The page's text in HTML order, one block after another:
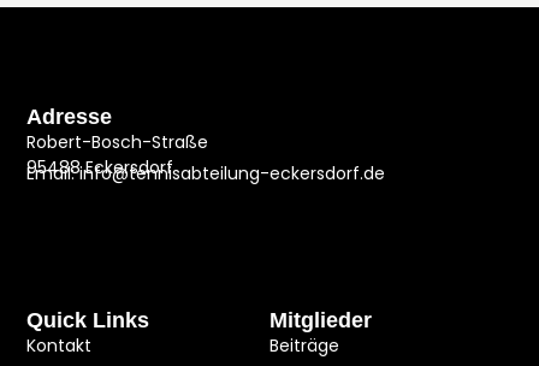
Mitglieder
Beiträge
Quick Links
Kontakt
Adresse
Robert-Bosch-Straße
95488 Eckersdorf
Email: info@tennisabteilung-eckersdorf.de